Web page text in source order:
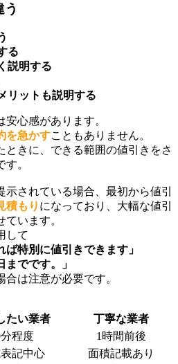
る
説明する
リットも説明する
心感があります。
を急かすこともありません。
ときに、できる範囲の値引きをさ
。
示されている場合、最初から値引
積もり になっており、大幅な値引
います。
して
ば特別に値引きできます」
までです。」
は注意が必要です。
たい業者
丁寧な業者
分程度
1時間前後
記中心
面積記載あり